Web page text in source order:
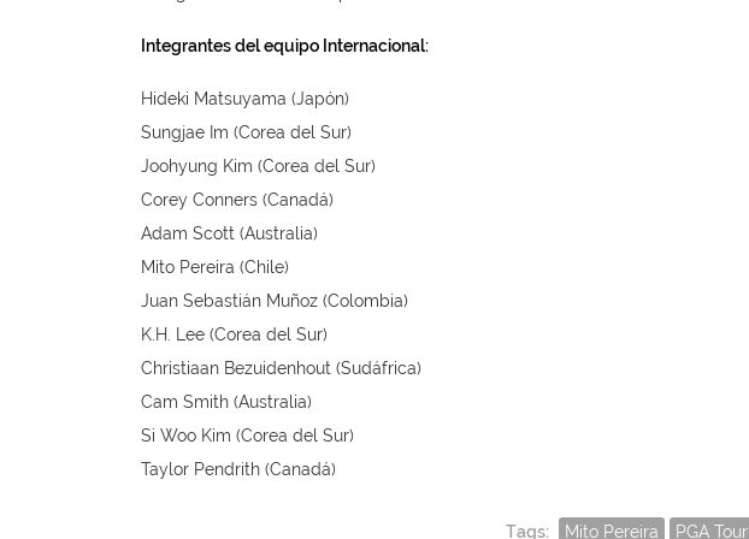
Integrantes del equipo Internacional:
Hideki Matsuyama (Japón)
Sungjae Im (Corea del Sur)
Joohyung Kim (Corea del Sur)
Corey Conners (Canadá)
Adam Scott (Australia)
Mito Pereira (Chile)
Juan Sebastián Muñoz (Colombia)
K.H. Lee (Corea del Sur)
Christiaan Bezuidenhout (Sudáfrica)
Cam Smith (Australia)
Si Woo Kim (Corea del Sur)
Taylor Pendrith (Canadá)
Tags: Mito Pereira PGA Tour